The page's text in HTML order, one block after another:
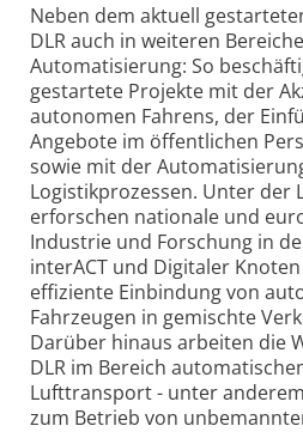
Neben dem aktuell
DLR auch in weiteren
Automatisierung: So
gestartete Projekte mit der
autonomen Fahrens, der
Angebote im öffentlichen
sowie mit der
Logistikprozessen. Unter der
erforschen nationale und
Industrie und Forschung in
interACT und Digitaler
effiziente Einbindung von
Fahrzeugen in gemischte
Darüber hinaus arbeiten die
DLR im Bereich
Lufttransport - unter
zum Betrieb von